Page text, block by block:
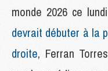
monde 2026 ce
devrait débuter à la
droite, Ferran